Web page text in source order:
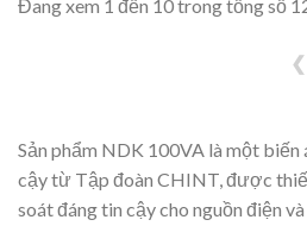
Đang xem 1 đến 10 trong tổng số
❮
Sản phẩm NDK 100VA là một biến
cậy từ Tập đoàn CHINT, được
soát đáng tin cậy cho nguồn điện